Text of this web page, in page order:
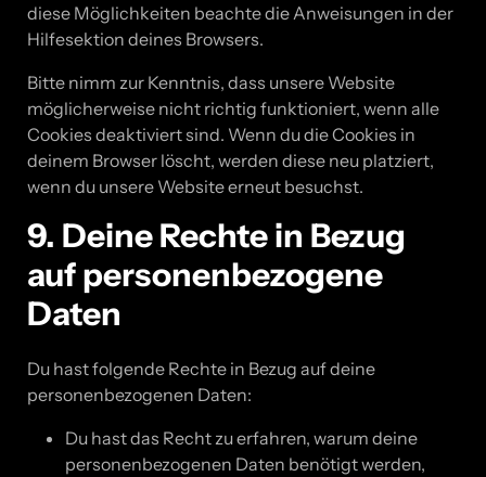
diese Möglichkeiten beachte die Anweisungen in der
Hilfesektion deines Browsers.
Bitte nimm zur Kenntnis, dass unsere Website
möglicherweise nicht richtig funktioniert, wenn alle
Cookies deaktiviert sind. Wenn du die Cookies in
deinem Browser löscht, werden diese neu platziert,
wenn du unsere Website erneut besuchst.
9. Deine Rechte in Bezug
auf personenbezogene
Daten
Du hast folgende Rechte in Bezug auf deine
personenbezogenen Daten:
Du hast das Recht zu erfahren, warum deine
personenbezogenen Daten benötigt werden,